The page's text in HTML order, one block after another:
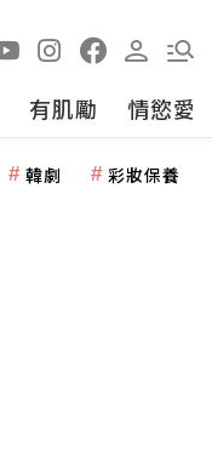
有肌勵 情慾愛
韓劇 彩妝保養